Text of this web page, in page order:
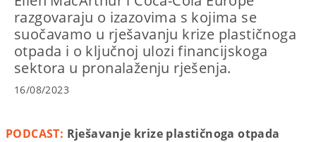
razgovaraju o izazovima s kojima se
suočavamo u rješavanju krize plastičnoga
otpada i o ključnoj ulozi financijskoga
sektora u pronalaženju rješenja.
16/08/2023
PODCAST: Rješavanje krize plastičnoga otpada